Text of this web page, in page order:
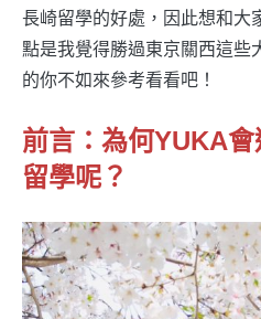
長崎留學的好處，因此想和大
點是我覺得勝過東京關西這些
的你不如來參考看看吧！
前言：為何YUKA
留學呢？